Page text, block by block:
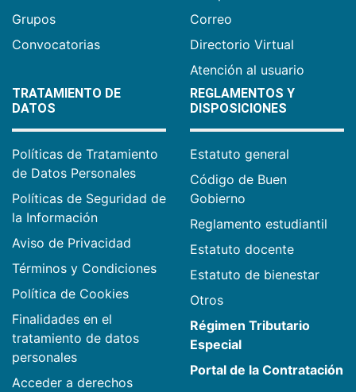
Grupos
Convocatorias
Correo
Directorio Virtual
Atención al usuario
TRATAMIENTO DE
DATOS
Políticas de Tratamiento
de Datos Personales
Políticas de Seguridad de
la Información
Aviso de Privacidad
Términos y Condiciones
Política de Cookies
Finalidades en el
tratamiento de datos
personales
Acceder a derechos
REGLAMENTOS Y
DISPOSICIONES
Estatuto general
Código de Buen
Gobierno
Reglamento estudiantil
Estatuto docente
Estatuto de bienestar
Otros
Régimen Tributario
Especial
Portal de la Contratación